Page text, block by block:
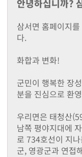
행정조직도
청사안내
찾아오시는길
장성장학회
설립목적및주요사업
장학금 기탁 및 후원안내
장학금지원
기부금 모금액 및 활용 실적
홍보자료
온라인 명예의 전당
유관기관(공익제보) 안내
안녕하십니까?
삼서면 홈페이지
다.
화합과 변화!
군민이 행복한 장
분을 진심으로 환
우리면은 태청산
남쪽 평야지대에
로 734호선이 지
군, 영광군과 연접